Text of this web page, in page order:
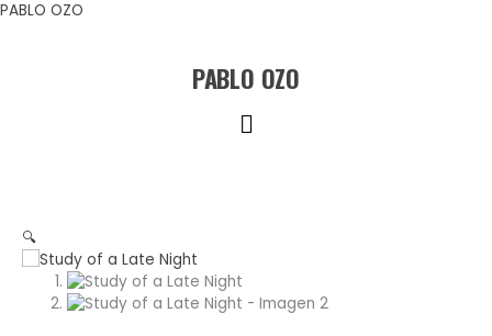
Ir
PABLO OZO
PABLO OZO
Menú
🔍